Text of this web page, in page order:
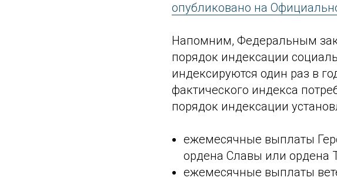
опубликовано на
Напомним, Федеральным
порядок индексации
индексируются один раз в
фактического индекса
порядок индексации
ежемесячные выплаты
ордена Славы или ордена
ежемесячные выплаты